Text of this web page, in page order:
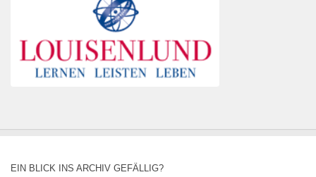
EIN BLICK INS ARCHIV GEFÄLLIG?